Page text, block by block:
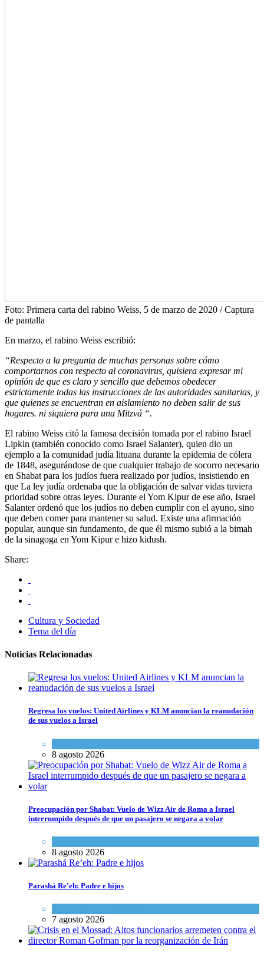
Foto: Primera carta del rabino Weiss, 5 de marzo de 2020 / Captura
de pantalla
En marzo, el rabino Weiss escribió:
“Respecto a la pregunta de muchas personas sobre cómo
comportarnos con respecto al coronavirus, quisiera expresar mi
opinión de que es claro y sencillo que debemos obedecer
estrictamente todas las instrucciones de las autoridades sanitarias, y
que quienes se encuentran en aislamiento no deben salir de sus
hogares. ni siquiera para una Mitzvá “.
El rabino Weiss citó la famosa decisión tomada por el rabino Israel
Lipkin (también conocido como Israel Salanter), quien dio un
ejemplo a la comunidad judía lituana durante la epidemia de cólera
de 1848, asegurándose de que cualquier trabajo de socorro necesario
en Shabat para los judíos fuera realizado por judíos, insistiendo en
que La ley judía ordenaba que la obligación de salvar vidas tuviera
prioridad sobre otras leyes. Durante el Yom Kipur de ese año, Israel
Salanter ordenó que los judíos no deben cumplir con el ayuno, sino
que deben comer para mantener su salud. Existe una afirmación
popular, aunque sin fundamento, de que él mismo subió a la bimah
de la sinagoga en Yom Kipur e hizo kidush.
Share:
Cultura y Sociedad
Tema del día
Noticias Relacionadas
Regresa los vuelos: United Airlines y KLM anuncian la reanudación
de sus vuelos a Israel
8 agosto 2026
Preocupación por Shabat: Vuelo de Wizz Air de Roma a Israel
interrumpido después de que un pasajero se negara a volar
8 agosto 2026
Parashá Re'eh: Padre e hijos
7 agosto 2026